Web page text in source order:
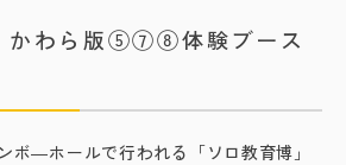
かわら版⑤⑦⑧体験ブース
ボ―ホールで行われる「ソロ教育博」